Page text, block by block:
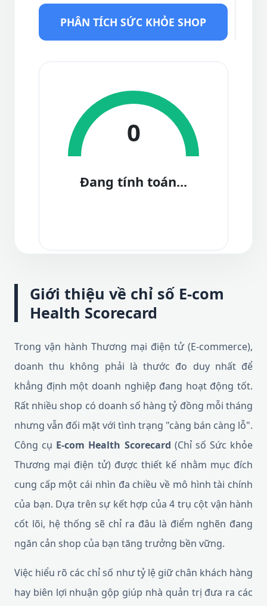
PHÂN TÍCH SỨC KHỎE SHOP
0
Đang tính toán...
Giới thiệu về chỉ số E-com
Health Scorecard
Trong vận hành Thương mại điện tử (E-commerce),
doanh thu không phải là thước đo duy nhất để
khẳng định một doanh nghiệp đang hoạt động tốt.
Rất nhiều shop có doanh số hàng tỷ đồng mỗi tháng
nhưng vẫn đối mặt với tình trạng "càng bán càng lỗ".
Công cụ E-com Health Scorecard (Chỉ số Sức khỏe
Thương mại điện tử) được thiết kế nhằm mục đích
cung cấp một cái nhìn đa chiều về mô hình tài chính
của bạn. Dựa trên sự kết hợp của 4 trụ cột vận hành
cốt lõi, hệ thống sẽ chỉ ra đâu là điểm nghẽn đang
ngăn cản shop của bạn tăng trưởng bền vững.
Việc hiểu rõ các chỉ số như tỷ lệ giữ chân khách hàng
hay biên lợi nhuận gộp giúp nhà quản trị đưa ra các